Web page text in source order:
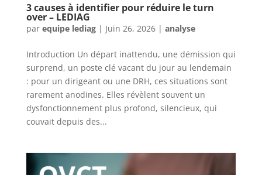
3 causes à identifier pour réduire le turn
over – LEDIAG
par equipe lediag| Juin 26, 2026| analyse
Introduction Un départ inattendu, une démission qui
surprend, un poste clé vacant du jour au lendemain
: pour un dirigeant ou une DRH, ces situations sont
rarement anodines. Elles révèlent souvent un
dysfonctionnement plus profond, silencieux, qui
couvait depuis des...